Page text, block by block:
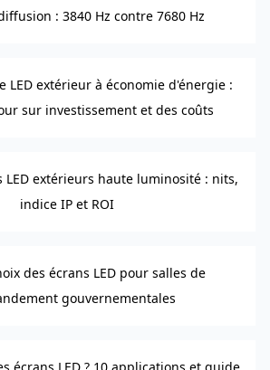
: 3840 Hz contre 7680 Hz
LED extérieur à économie d'énergie :
sur investissement et des coûts
LED extérieurs haute luminosité : nits,
indice IP et ROI
des écrans LED pour salles de
gouvernementales